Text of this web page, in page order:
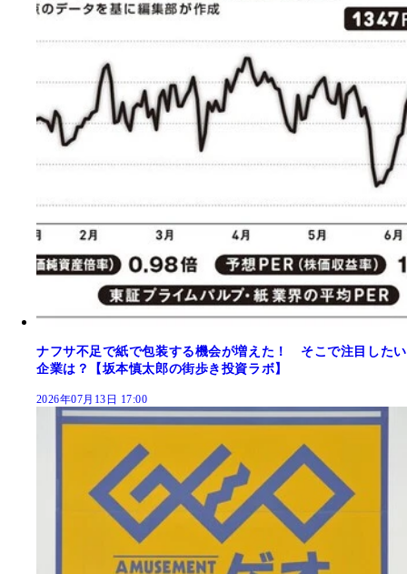
ナフサ不足で紙で包装する機会が増えた！ そこで注目したい
企業は？【坂本慎太郎の街歩き投資ラボ】
2026年07月13日 17:00